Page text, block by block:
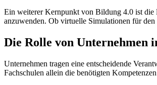
Ein weiterer Kernpunkt von Bildung 4.0 ist die
anzuwenden. Ob virtuelle Simulationen für
Die Rolle von Unternehmen
Unternehmen tragen eine entscheidende
Fachschulen allein die benötigten